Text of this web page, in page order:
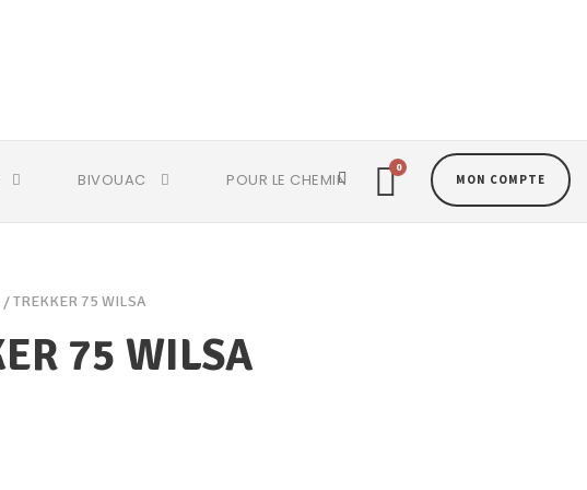
BIVOUAC POUR LE CHEMIN
0
MON COMPTE
/ TREKKER 75 WILSA
75 WILSA